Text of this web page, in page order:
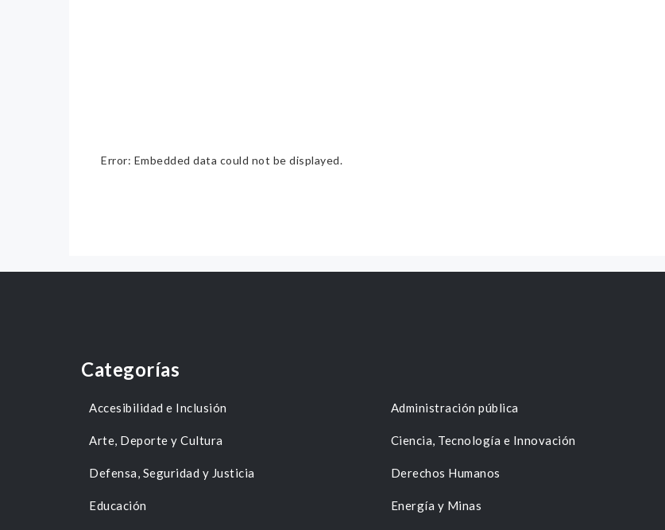
Error: Embedded data could not be displayed.
Categorías
Accesibilidad e Inclusión Administración pública
Arte, Deporte y Cultura Ciencia, Tecnología e Innovación
Defensa, Seguridad y Justicia Derechos Humanos
Educación Energía y Minas